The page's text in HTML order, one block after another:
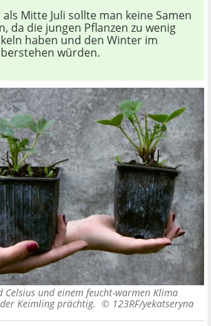
Mitte Juli sollte man keine Samen
da die jungen Pflanzen zu wenig
haben und den Winter im
würden.
Celsius und einem feucht-warmen Klima
Keimling prächtig. © 123RF/yekatseryna